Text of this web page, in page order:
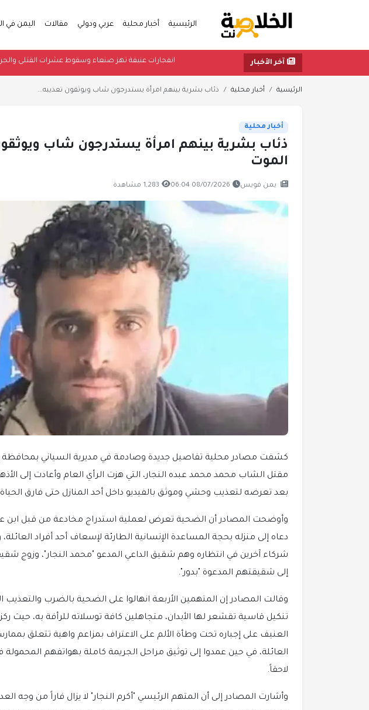
الرئيسية أخبار محلية عربي ودولي مقالات اليمن في
آخر الأخبار انفجارات عنيفة تهز صنعاء وسقوط عشرات
الرئيسية أخبار محلية ذئاب بشرية بينهم امرأة يستدرجون شاب ويوثقون تعذيبه...
أخبار محلية
ذئاب بشرية بينهم امرأة يستدرجون شاب
الموت
يمن فويس 08/07/2026 06:04 1,283 مشاهدة
كشفت مصادر محلية تفاصيل جديدة وصادمة في مديرية السياني
مقتل الشاب محمد محمد عبده النجار، التي هزت الرأي العام وأعادت إلى
بعد تعرضه لتعذيب وحشي وموثق بالفيديو داخل أحد المنازل حتى فارق
وأوضحت المصادر أن الضحية تعرض لعملية استدراج مخادعة من قبل ابن عمه
دعاه إلى منزله بحجة المساعدة الإنسانية الطارئة لإسعاف أحد أفراد
شركاء آخرين في انتظاره وهم شقيق الداعي المدعو "محمد النجار"، وزوج
إلى شقيقتهم المدعوة "بدور".
وقالت المصادر إن المتهمين الأربعة انهالوا على الضحية بالضرب
تنكيل قاسية تقشعر لها الأبدان، متجاهلين كافة توسلاته للرأفة به، حيث
العنيف على إجباره تحت وطأة الألم على الاعتراف بمزاعم واهية تتعلق
العائلة، في حين عمدوا إلى توثيق مراحل الجريمة كاملة بهواتفهم
لاحقاً.
وأشارت المصادر إلى أن المتهم الرئيسي "أكرم النجار" لا يزال فاراً من وجه